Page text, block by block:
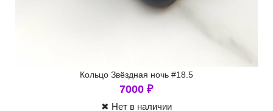
Кольцо Звёздная ночь #18.5
7000 ₽
✖ Нет в наличии